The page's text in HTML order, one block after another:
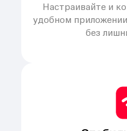
Настраивайте и
удобном
без